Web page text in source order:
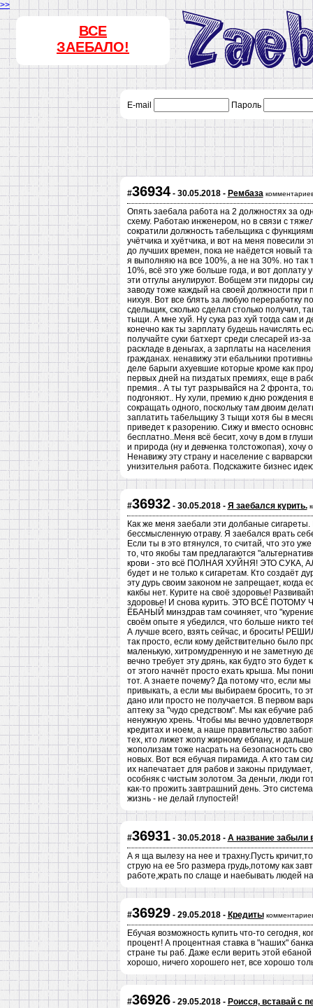
>>
ВСЕ
ЗАЕБАЛО!
E-mail Пароль
#36934- 30.05.2018 - Рембаза
Опять заебала работа на 2 должностях за
схему. Работаю инженером, но в связи с
сократили должность табельщика с
учётчика и хуётчика, и вот на меня повесили
до лучших времен, пока не наёдется новый
я выполняю на все 100%, а не на 30%. но
10%, всё это уже больше года, и вот доплату
эти отгулы анулируют. Вобщем эти пидоры
заводу тоже каждый на своей должности
нихуя. Вот все блять за любую переработку
сдельщик, сколько сделал столько получил,
тыщи. А мне хуй. Ну сука раз хуй тогда сам и
конечно как ты зарплату будешь начислять
получайте суки батхерт среди слесарей из-
раскладе в деньгах, а зарплаты на
гражданах. ненавижу эти ебальники
деле барыги ахуевшие которые кроме как
первых дней на пиздатых премиях, еще в
премия.. А ты тут разрывайся на 2 фронта,
подгоняют.. Ну хули, премию к дню рождения
сокращать одного, поскольку там двоим
заплатить табельщику 3 тыщи хотя бы в
приведет к разорению. Сижу и вместо
бесплатно..Меня всё бесит, хочу в дом в
и природа (ну и девченка толстожопая), хочу
Ненавижу эту страну и население с
унизительня работа. Подскажите бизнес
#36932- 30.05.2018 - Я заебался курить.
Как же меня заебали эти долбаные
бессмысленную отраву. Я заебался врать
Если ты в это втянулся, то считай, что это
то, что якобы там предлагаются
крови - это всё ПОЛНАЯ ХУЙНЯ! ЭТО
будет и не только к сигаретам. Кто создаёт
эту дурь своим законом не запрещает, когда
какбы нет. Курите на своё здоровье!
здоровье! И снова курить. ЭТО ВСЁ ПОТОМУ
ЁБАНЫЙ минздрав там сочиняет, что
своём опыте я убедился, что больше никто
А лучше всего, взять сейчас, и бросить!
так просто, если кому действительно было
маленькую, хитромудренную и не заметную
вечно требует эту дрянь, как будто это
от этого начнёт просто ехать крыша. Мы
тот. А знаете почему? Да потому что, если
привыкать, а если мы выбираем бросить, то
дано или просто не получается. В первом
аптеку за "чудо средством". Мы как ебучие
ненужную хрень. Чтобы мы вечно
кредитах и ноем, а наше правительство
тех, кто лижет жопу жирному еблану, и
жополизам тоже насрать на безопасность
новых. Вот вся ебучая пирамида. А кто там
их напечатает для рабов и законы
особняк с чистым золотом. За деньги, люди
как-то прожить завтрашний день. Это
жизнь - не делай глупостей!
#36931- 30.05.2018 - А название забыли
А я ща вылезу на нее и трахну.Пусть
струю на ее 5го размера грудь,потому как
работе,жрать по слаще и наебывать людей
#36929- 29.05.2018 - Кредиты
Ебучая возможность купить что-то сегодня,
процент! А процентная ставка в "наших"
стране ты раб. Даже если верить этой
хорошо, ничего хорошего нет, все хорошо
#36926- 29.05.2018 - Роисся, вставай с